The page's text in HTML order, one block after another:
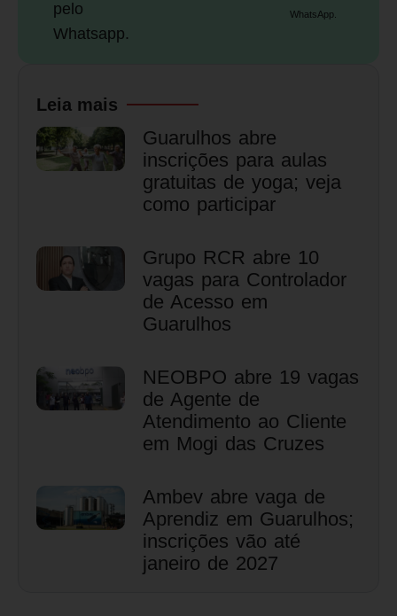
pelo
Whatsapp.
WhatsApp.
Leia mais
Guarulhos abre
inscrições para aulas
gratuitas de yoga; veja
como participar
Grupo RCR abre 10
vagas para Controlador
de Acesso em
Guarulhos
NEOBPO abre 19 vagas
de Agente de
Atendimento ao Cliente
em Mogi das Cruzes
Ambev abre vaga de
Aprendiz em Guarulhos;
inscrições vão até
janeiro de 2027